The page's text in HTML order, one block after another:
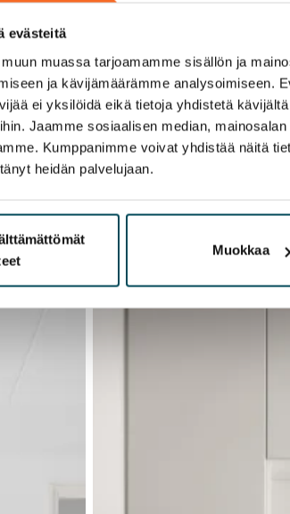
evästeitä
muassa tarjoamamme sisällön ja
ja kävijämäärämme analysoimiseen.
ei yksilöidä eikä tietoja yhdistetä
Jaamme sosiaalisen median,
Kumppanimme voivat yhdistää näitä
heidän palvelujaan.
Muokkaa